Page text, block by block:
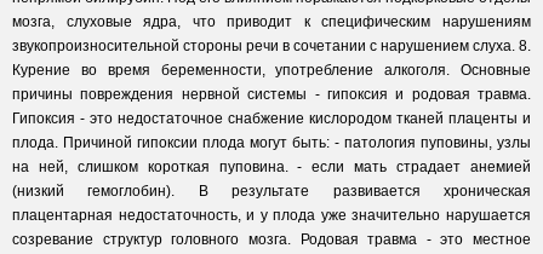
мозга, слуховые ядра, что приводит к специфическим нарушениям
звукопроизносительной стороны речи в сочетании с нарушением слуха. 8.
Курение во время беременности, употребление алкоголя. Основные
причины повреждения нервной системы - гипоксия и родовая травма.
Гипоксия - это недостаточное снабжение кислородом тканей плаценты и
плода. Причиной гипоксии плода могут быть: - патология пуповины, узлы
на ней, слишком короткая пуповина. - если мать страдает анемией
(низкий гемоглобин). В результате развивается хроническая
плацентарная недостаточность, и у плода уже значительно нарушается
созревание структур головного мозга. Родовая травма - это местное